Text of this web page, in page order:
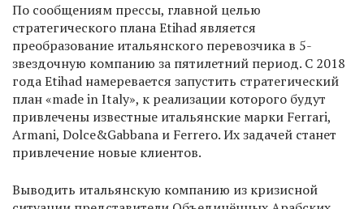
По сообщениям прессы, главной целью
стратегического плана Etihad является
преобразование итальянского перевозчика в 5-
звездочную компанию за пятилетний период. С 2018
года Etihad намеревается запустить стратегический
план «made in Italy», к реализации которого будут
привлечены известные итальянские марки Ferrari,
Armani, Dolce&Gabbana и Ferrero. Их задачей станет
привлечение новые клиентов.
Выводить итальянскую компанию из кризисной